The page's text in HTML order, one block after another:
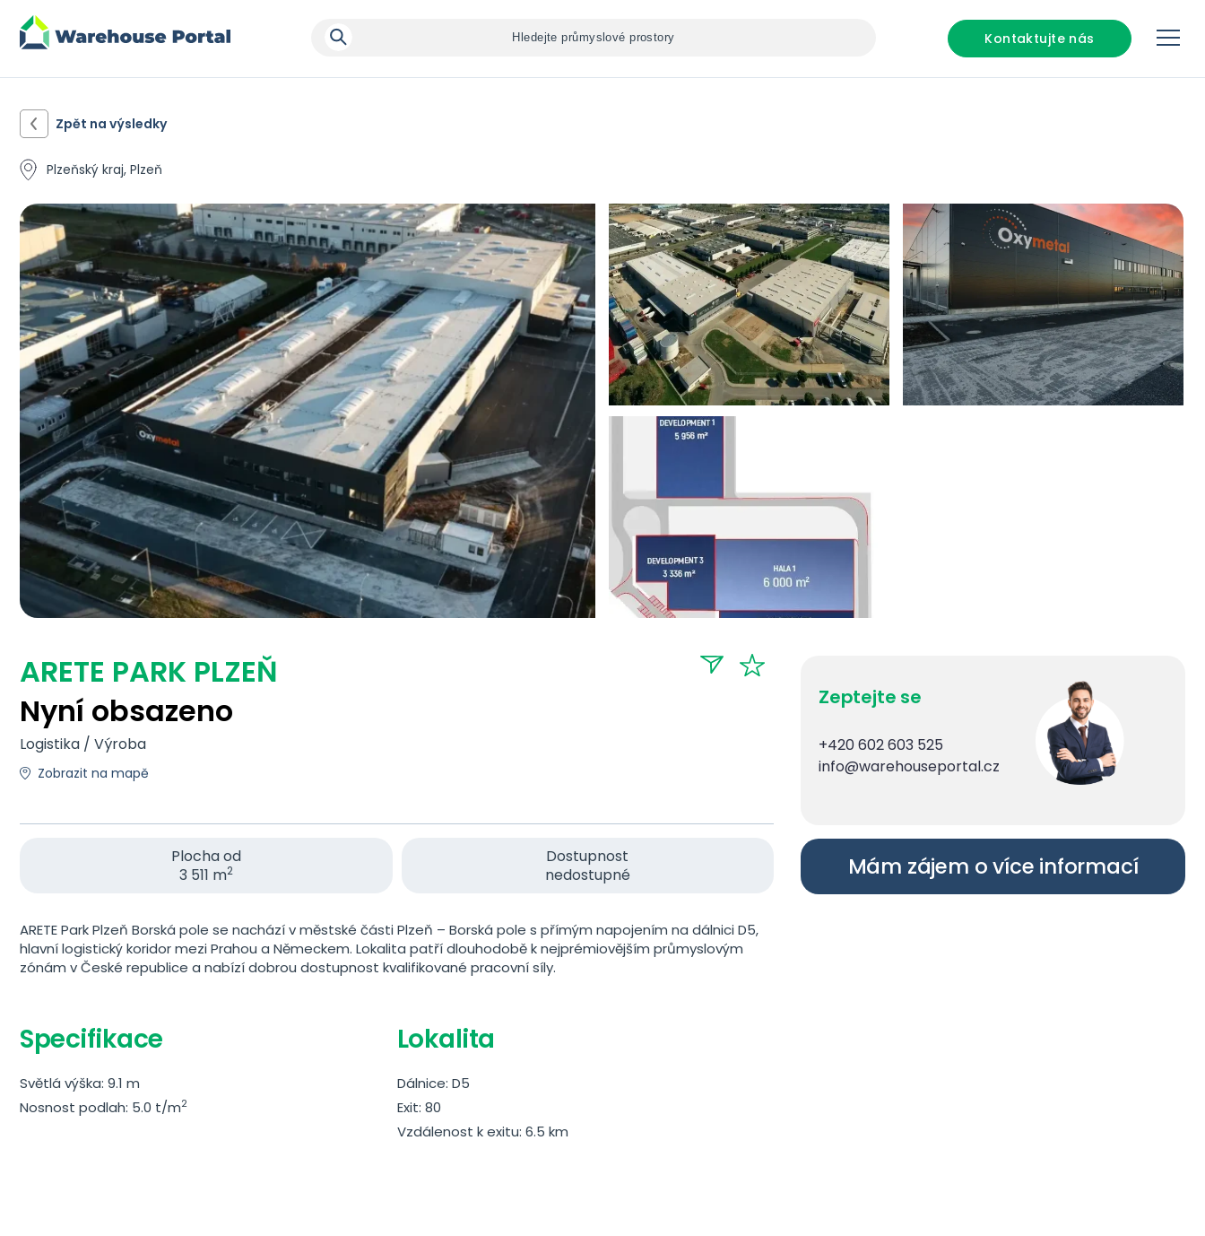
Kontaktujte nás
Zpět na výsledky
Plzeňský kraj, Plzeň
ARETE PARK PLZEŇ
Nyní obsazeno
Logistika / Výroba
Zobrazit na mapě
Plocha od
3 511 m2
Dostupnost
nedostupné
ARETE Park Plzeň Borská pole se nachází v městské části Plzeň – Borská pole s přímým napojením na dálnici D5,
hlavní logistický koridor mezi Prahou a Německem. Lokalita patří dlouhodobě k nejprémiovějším průmyslovým
zónám v České republice a nabízí dobrou dostupnost kvalifikované pracovní síly.
Specifikace
Světlá výška: 9.1 m
Nosnost podlah: 5.0 t/m2
Lokalita
Dálnice: D5
Exit: 80
Vzdálenost k exitu: 6.5 km
Zeptejte se
+420 602 603 525
info@warehouseportal.cz
Mám zájem o více informací